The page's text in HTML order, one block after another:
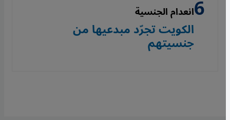
انعدام الجنسية
الكويت تجرّد مبدعيها من
جنسيتهم